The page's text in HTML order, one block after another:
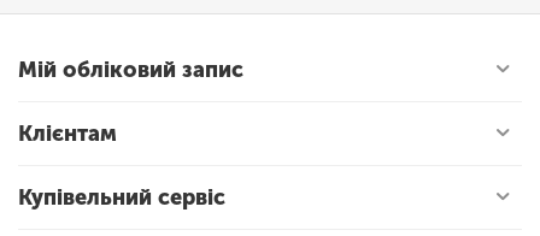
Мій обліковий запис
Клієнтам
Купівельний сервіс